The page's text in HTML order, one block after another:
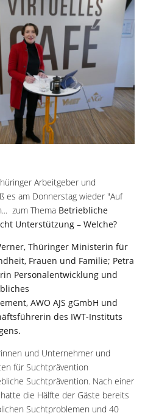
Arbeitgeber und
es am Donnerstag wieder "Auf
zum Thema Betriebliche
Unterstützung – Welche?
Thüringer Ministerin für
Frauen und Familie; Petra
Personalentwicklung und
AWO AJS gGmbH und
des IWT-Instituts
und Unternehmer und
für Suchtprävention
Suchtprävention. Nach einer
die Hälfte der Gäste bereits
Suchtproblemen und 40